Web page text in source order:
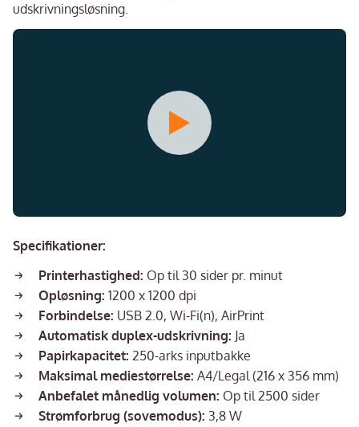
udskrivningsløsning.
Specifikationer:
Printerhastighed: Op til 30 sider pr. minut
Opløsning: 1200 x 1200 dpi
Forbindelse: USB 2.0, Wi-Fi(n), AirPrint
Automatisk duplex-udskrivning: Ja
Papirkapacitet: 250-arks inputbakke
Maksimal mediestørrelse: A4/Legal (216 x 356 mm)
Anbefalet månedlig volumen: Op til 2500 sider
Strømforbrug (sovemodus): 3,8 W